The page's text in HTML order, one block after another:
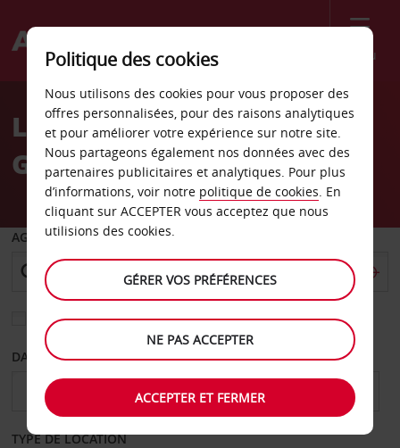
Menu
Welcome
AvisLocation de voiture
Géorgie
AGENCE DE DÉPART
Sélectionnez une autre agence de retour
DATE DE DÉPART DATE DE RETOUR
TYPE DE LOCATION
Politique des cookies
Nous utilisons des cookies pour vous proposer des
offres personnalisées, pour des raisons analytiques
et pour améliorer votre expérience sur notre site.
Nous partageons également nos données avec des
partenaires publicitaires et analytiques. Pour plus
d’informations, voir notre politique de cookies. En
cliquant sur ACCEPTER vous acceptez que nous
utilisions des cookies.
GÉRER VOS PRÉFÉRENCES
NE PAS ACCEPTER
ACCEPTER ET FERMER